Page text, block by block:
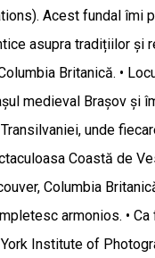
Acest fundal îmi
asupra tradițiilor și
Britanică. •
medieval Brașov și
unde
Coastă de
Columbia
armonios. •
Institute of